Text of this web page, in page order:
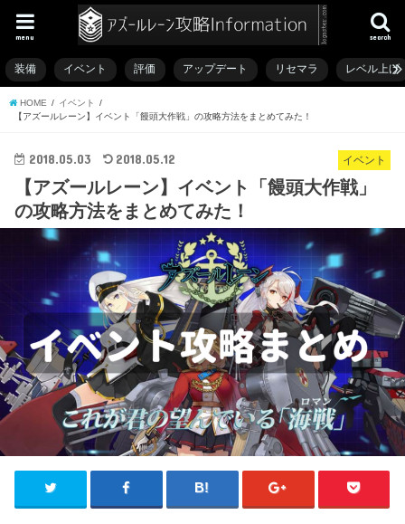
search
menu
装備 イベント 評価 アップデート リセマラ レベル上げ
HOME
イベント
【アズールレーン】イベント「饅頭大作戦」の攻略方法をまとめてみた！
イベント
2018.05.03 2018.05.12
【アズールレーン】イベント「饅頭大作戦」
の攻略方法をまとめてみた！